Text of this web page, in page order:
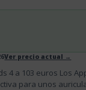
Ver precio actual →
4 a 103 euros Los
para unos